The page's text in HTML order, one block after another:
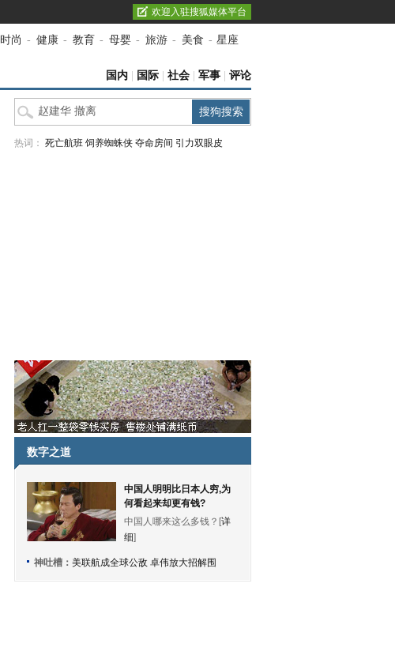
欢迎入驻搜狐媒体平台
时尚 - 健康 - 教育 - 母婴 - 旅游 - 美食 - 星座
国内 国际 社会 军事 评论
热词： 死亡航班 饲养蜘蛛侠 夺命房间 引力双眼皮
数字之道
中国人明明比日本人穷,为
何看起来却更有钱?
中国人哪来这么多钱？[详
细]
神吐槽： 美联航成全球公敌 卓伟放大招解围